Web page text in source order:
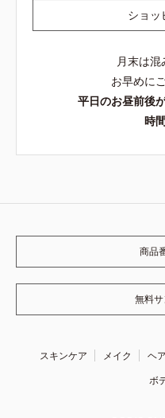
ショッ
月末は
お早めに
平日のお昼前後
時
商品
無料
スキンケア メイク ヘ
ボ